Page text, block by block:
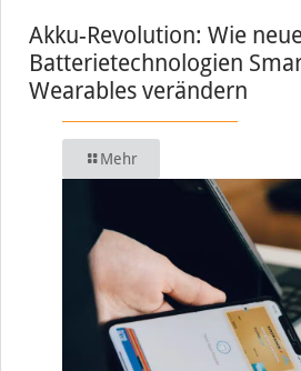
Akku-Revolution: Wie
Batterietechnologien
Wearables verändern
Mehr